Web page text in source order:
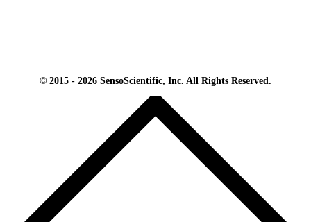
© 2015 - 2026 SensoScientific, Inc. All Rights Reserved.